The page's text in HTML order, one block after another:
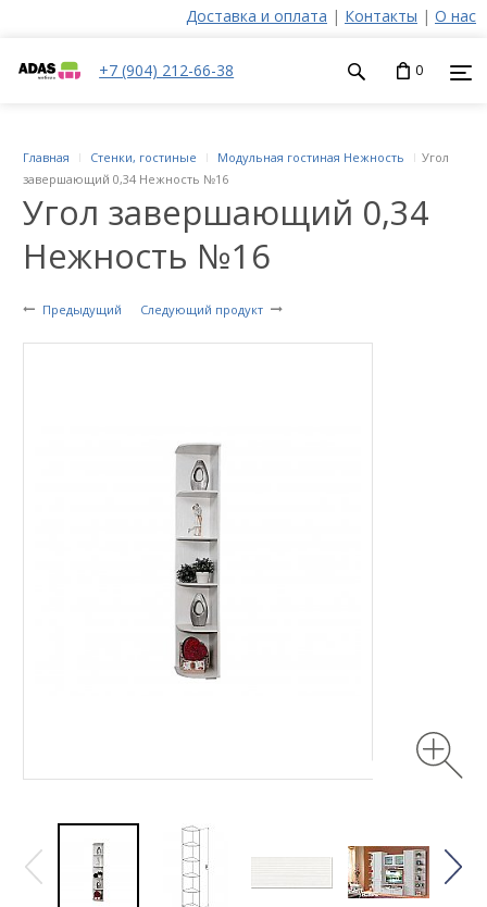
Доставка и оплата | Контакты | О нас
+7 (904) 212-66-38 0
Угол завершающий 0,34
Нежность №16
Предыдущий Следующий продукт
Главная Стенки, гостиные Модульная гостиная Нежность
Угол
завершающий 0,34 Нежность №16